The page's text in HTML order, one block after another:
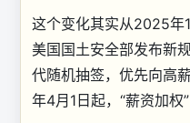
这个变化其实从2025
美国国土安全部发布新
代随机抽签，优先向高
年4月1日起，“薪资加权